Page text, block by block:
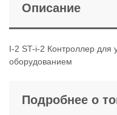
Описание
I-2 ST-i-2 Контроллер для
оборудованием
Подробнее о